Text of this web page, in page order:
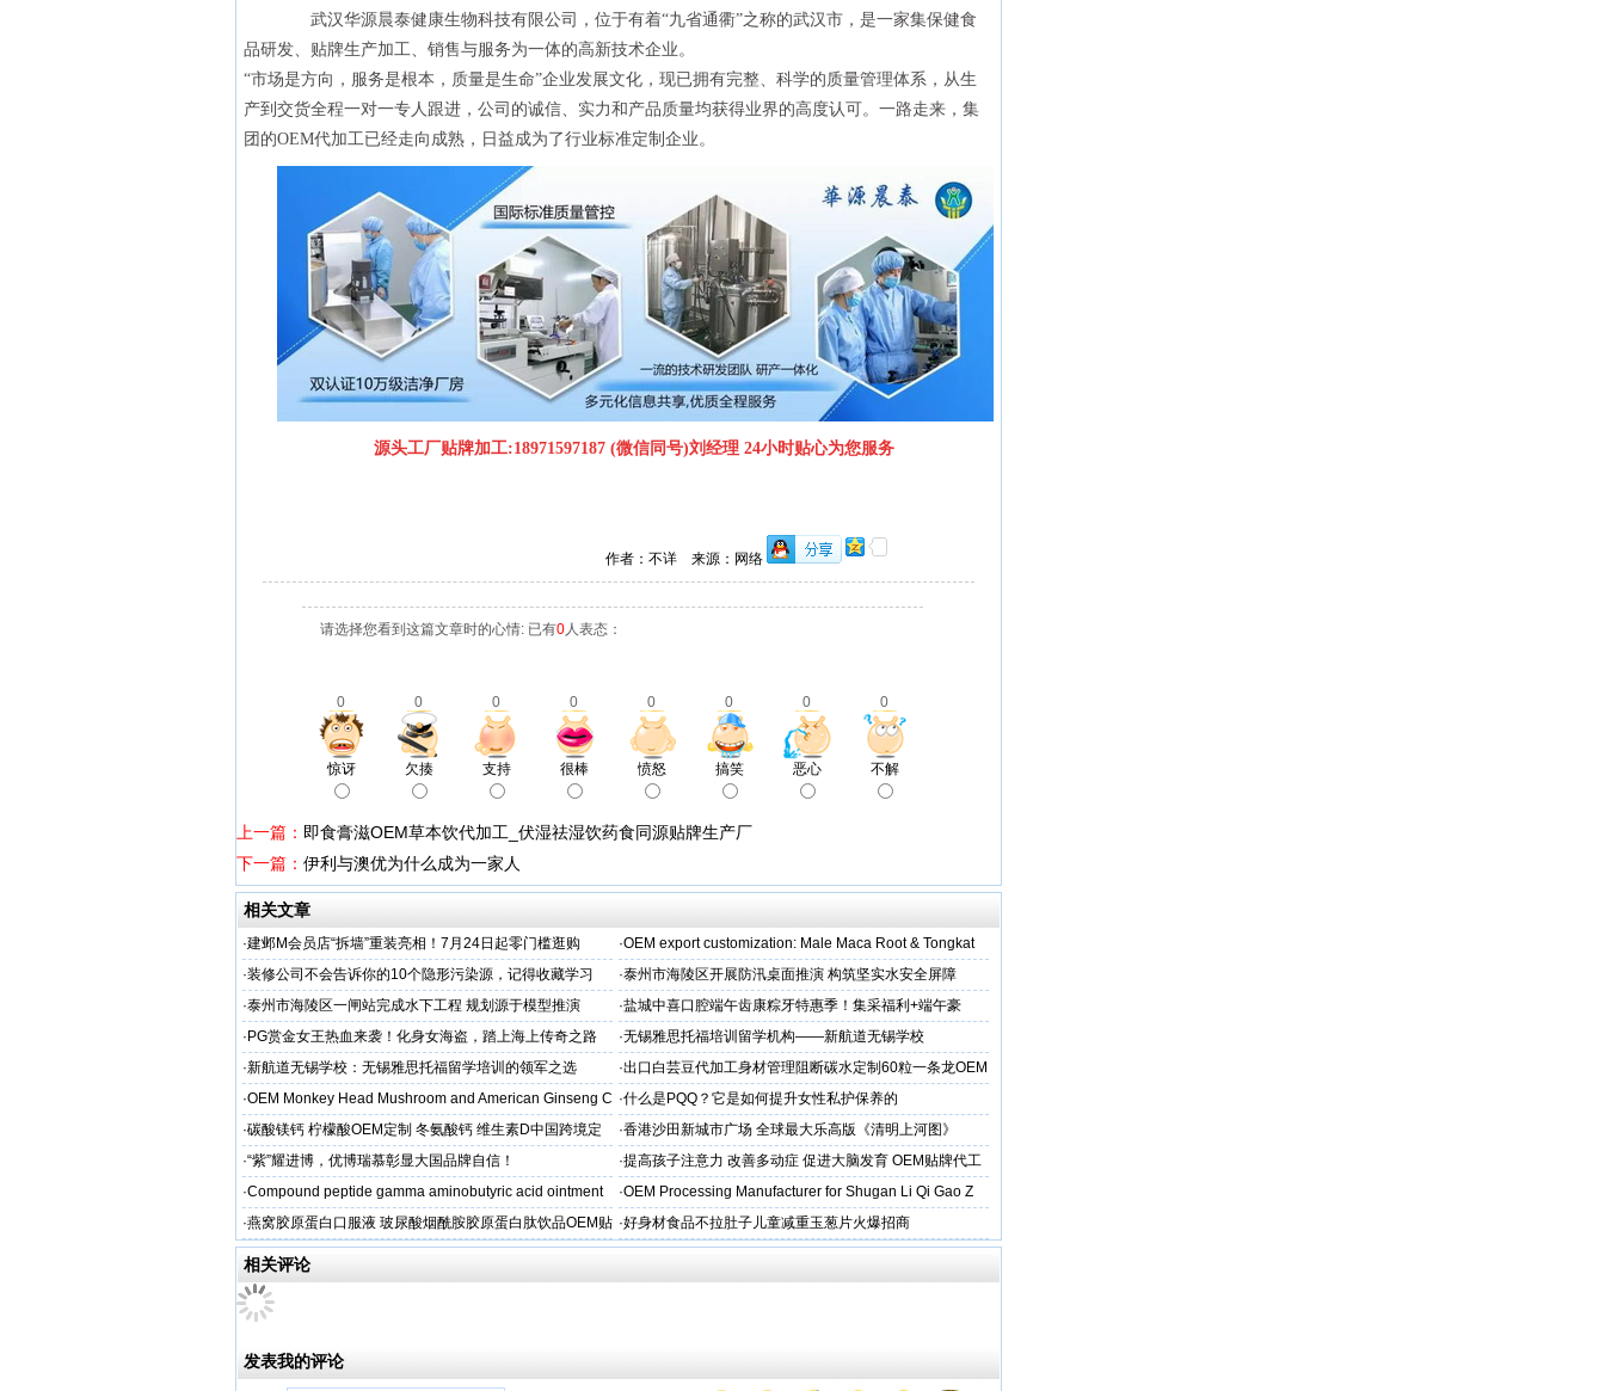
武汉华源晨泰健康生物科技有限公司，位于有着“九省通衢”之称的武汉市，是一家集保健食
品研发、贴牌生产加工、销售与服务为一体的高新技术企业。
“市场是方向，服务是根本，质量是生命”企业发展文化，现已拥有完整、科学的质量管理体系，从生
产到交货全程一对一专人跟进，公司的诚信、实力和产品质量均获得业界的高度认可。一路走来，集
团的OEM代加工已经走向成熟，日益成为了行业标准定制企业。
源头工厂贴牌加工:18971597187 (微信同号)刘经理 24小时贴心为您服务
作者：不详 来源：网络
请选择您看到这篇文章时的心情: 已有0人表态：
0 0 0 0 0 0 0 0
惊讶 欠揍 支持 很棒 愤怒 搞笑 恶心 不解
上一篇： 即食膏滋OEM草本饮代加工_伏湿祛湿饮药食同源贴牌生产厂
下一篇： 伊利与澳优为什么成为一家人
相关文章
·建邺M会员店“拆墙”重装亮相！7月24日起零门槛逛购 ·OEM export customization: Male Maca Root & Tongkat
·装修公司不会告诉你的10个隐形污染源，记得收藏学习 ·泰州市海陵区开展防汛桌面推演 构筑坚实水安全屏障
·泰州市海陵区一闸站完成水下工程 规划源于模型推演 ·盐城中喜口腔端午齿康粽牙特惠季！集采福利+端午豪
礼，种出健康长寿牙！
· PG赏金女王热血来袭！化身女海盗，踏上海上传奇之路 ·无锡雅思托福培训留学机构——新航道无锡学校
·新航道无锡学校：无锡雅思托福留学培训的领军之选 ·出口白芸豆代加工身材管理阻断碳水定制60粒一条龙OEM
贴牌
·OEM Monkey Head Mushroom and American Ginseng C
aps
·什么是PQQ？它是如何提升女性私护保养的
·碳酸镁钙 柠檬酸OEM定制 冬氨酸钙 维生素D中国跨境定
制
·香港沙田新城市广场 全球最大乐高版《清明上河图》
·“紫”耀进博，优博瑞慕彰显大国品牌自信！ ·提高孩子注意力 改善多动症 促进大脑发育 OEM贴牌代工
·Compound peptide gamma aminobutyric acid ointment ·OEM Processing Manufacturer for Shugan Li Qi Gao Z
·燕窝胶原蛋白口服液 玻尿酸烟酰胺胶原蛋白肽饮品OEM贴
牌
·好身材食品不拉肚子儿童减重玉葱片火爆招商
相关评论
发表我的评论